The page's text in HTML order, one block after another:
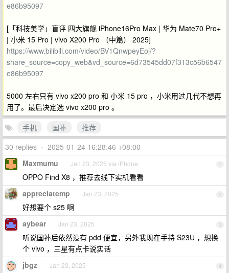
e86b95097
[「科技美学」盲评 四大旗舰 iPhone16Pro Max | 华为 Mate70 Pro+
| 小米 15 Pro | vivo X200 Pro （中篇） 2025]
https://www.bilibili.com/video/BV1QnwpeyEoj/?
share_source=copy_web&vd_source=6d73545dd07f313c56b6547
e86b95097
5000 左右只有 vivo x200 pro 和 小米 15 pro ，小米用过几代不想再
用了。最后决定选 vivo x200 pro 。
手机
国补
推荐
30 replies • 2025-01-24 16:28:46 +08:00
1
Maxmumu Jan 23, 2025 via iPhone
OPPO Find X8 ，推荐去线下实机看看
2
appreciatemp Jan 23, 2025
好想要个 s25 啊
3
aybear Jan 23, 2025
听说国补后依然没有 pdd 便宜，另外我现在手持 S23U ，想换
个 vivo ，三星有点卡说实话
4
jbgz Jan 23, 2025